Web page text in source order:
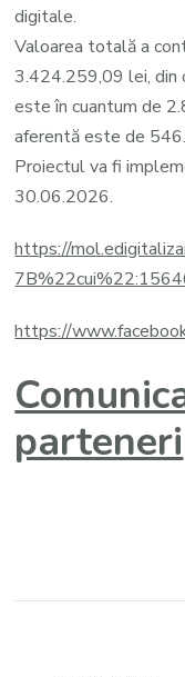
digitale.
Valoarea totală a
3.424.259,09 lei, din
este în cuantum de
aferentă este de
Proiectul va fi
30.06.2026.
https://
https://
parteneri